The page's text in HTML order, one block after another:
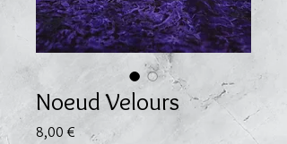
Noeud Velours
8,00 € Prix